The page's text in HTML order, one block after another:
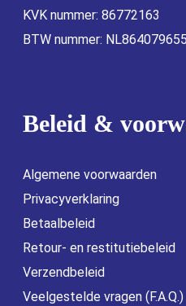
KVK nummer: 86772163
BTW nummer:
Beleid &
Algemene voorwaarden
Privacyverklaring
Betaalbeleid
Retour- en restitutiebeleid
Verzendbeleid
Veelgestelde vragen (F.A.Q.)